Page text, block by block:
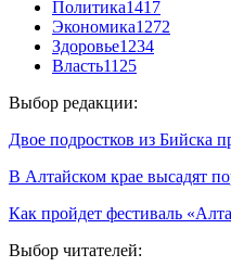
Политика1417
Экономика1272
Здоровье1234
Власть1125
Выбор редакции:
Двое подростков из Бийска
В Алтайском крае высадят
Как пройдет фестиваль
Выбор читателей: